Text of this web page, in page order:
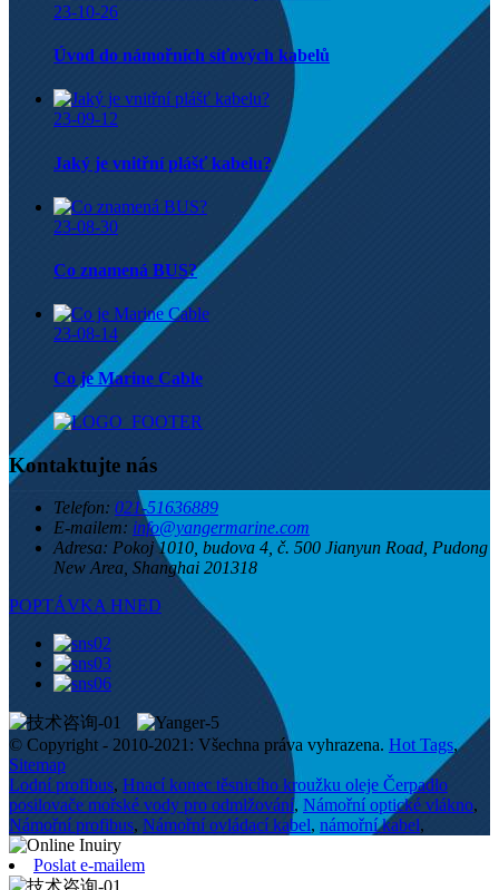
23-10-26
Úvod do námořních síťových kabelů
23-09-12
Jaký je vnitřní plášť kabelu?
23-08-30
Co znamená BUS?
23-08-14
Co je Marine Cable
Kontaktujte nás
Telefon: 021-51636889
E-mailem: info@yangermarine.com
Adresa: Pokoj 1010, budova 4, č. 500 Jianyun Road, Pudong
New Area, Shanghai 201318
POPTÁVKA HNED
© Copyright - 2010-2021: Všechna práva vyhrazena. Hot Tags,
Sitemap
Lodní profibus, Hnací konec těsnicího kroužku oleje Čerpadlo
posilovače mořské vody pro odmlžování, Námořní optické vlákno,
Námořní profibus, Námořní ovládací kabel, námořní kabel,
Poslat e-mailem